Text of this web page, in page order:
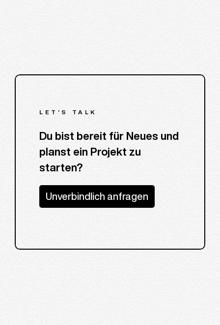
LET’S TALK
Du bist bereit für Neues und
planst ein Projekt zu
starten?
Unverbindlich anfragen